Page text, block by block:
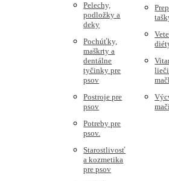
Pelechy,
podložky a
deky
Pochúťky,
maškrty a
dentálne
tyčinky pre
psov
Postroje pre
psov
Potreby pre
psov.
Starostlivosť
a kozmetika
pre psov